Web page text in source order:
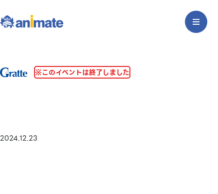
※このイベントは終了しました
2024.12.23